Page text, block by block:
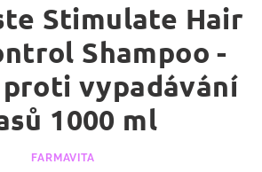
košík
Stimulate Hair
Shampoo -
proti vypadávání
1000 ml
FARMAVITA